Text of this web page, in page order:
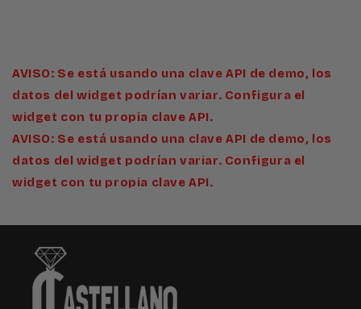
AVISO: Se está usando una clave API de demo, los
datos del widget podrían variar. Configura el
widget con tu propia clave API.
AVISO: Se está usando una clave API de demo, los
datos del widget podrían variar. Configura el
widget con tu propia clave API.